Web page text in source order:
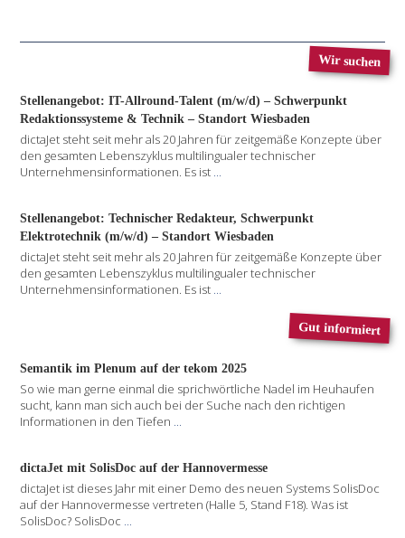
Wir suchen
Stellenangebot: IT-Allround-Talent (m/w/d) – Schwerpunkt
Redaktionssysteme & Technik – Standort Wiesbaden
dictaJet steht seit mehr als 20 Jahren für zeitgemäße Konzepte über
den gesamten Lebenszyklus multilingualer technischer
Unternehmensinformationen. Es ist ...
Stellenangebot: Technischer Redakteur, Schwerpunkt
Elektrotechnik (m/w/d) – Standort Wiesbaden
dictaJet steht seit mehr als 20 Jahren für zeitgemäße Konzepte über
den gesamten Lebenszyklus multilingualer technischer
Unternehmensinformationen. Es ist ...
Gut informiert
Semantik im Plenum auf der tekom 2025
So wie man gerne einmal die sprichwörtliche Nadel im Heuhaufen
sucht, kann man sich auch bei der Suche nach den richtigen
Informationen in den Tiefen ...
dictaJet mit SolisDoc auf der Hannovermesse
dictaJet ist dieses Jahr mit einer Demo des neuen Systems SolisDoc
auf der Hannovermesse vertreten (Halle 5, Stand F18). Was ist
SolisDoc? SolisDoc ...